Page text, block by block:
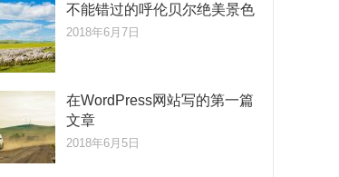
不能错过的呼伦贝尔绝美景色
2018年6月7日
在WordPress网站写的第一篇
文章
2018年6月5日